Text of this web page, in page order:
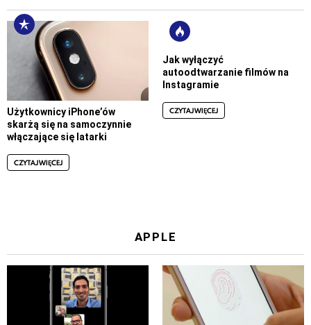
Użytkownicy iPhone’ów
skarżą się na samoczynnie
włączające się latarki
CZYTAJ WIĘCEJ
Jak wyłączyć
autoodtwarzanie filmów na
Instagramie
CZYTAJ WIĘCEJ
APPLE